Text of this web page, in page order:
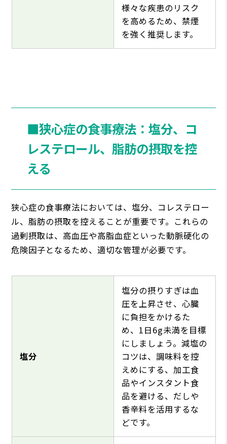
様々な疾患のリスク
を高めるため、禁煙
を強く推奨します。
■狭心症の食事療法：塩分、コ
レステロール、脂肪の摂取を控
える
狭心症の食事療法においては、塩分、コレステロー
ル、脂肪の摂取を控えることが重要です。これらの
過剰摂取は、高血圧や高脂血症といった動脈硬化の
危険因子となるため、適切な管理が必要です。
塩分
塩分の摂りすぎは血
圧を上昇させ、心臓
に負担をかけるた
め、1日6g未満を目標
にしましょう。減塩の
コツは、調味料を控
えめにする、加工食
品やインスタント食
品を避ける、だしや
香辛料を活用するな
どです。